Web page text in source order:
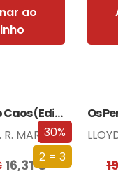
ao
30%
2 = 3
Os Reinos do Caos (Edição especial limitada)
R. MARTIN
16,31€